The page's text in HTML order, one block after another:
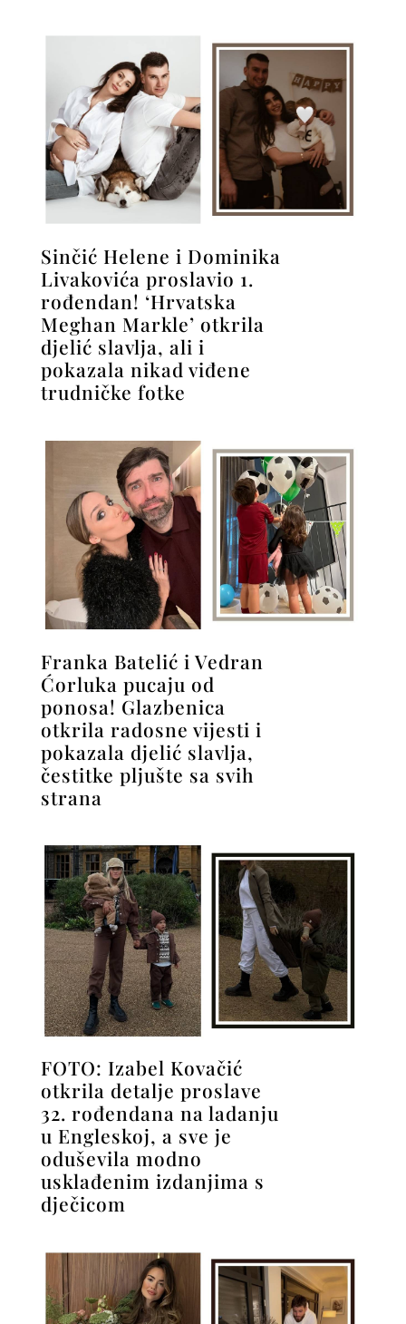
Sinčić Helene i Dominika
Livakovića proslavio 1.
rođendan! ‘Hrvatska
Meghan Markle’ otkrila
djelić slavlja, ali i
pokazala nikad viđene
trudničke fotke
Franka Batelić i Vedran
Ćorluka pucaju od
ponosa! Glazbenica
otkrila radosne vijesti i
pokazala djelić slavlja,
čestitke pljušte sa svih
strana
FOTO: Izabel Kovačić
otkrila detalje proslave
32. rođendana na ladanju
u Engleskoj, a sve je
oduševila modno
usklađenim izdanjima s
dječicom